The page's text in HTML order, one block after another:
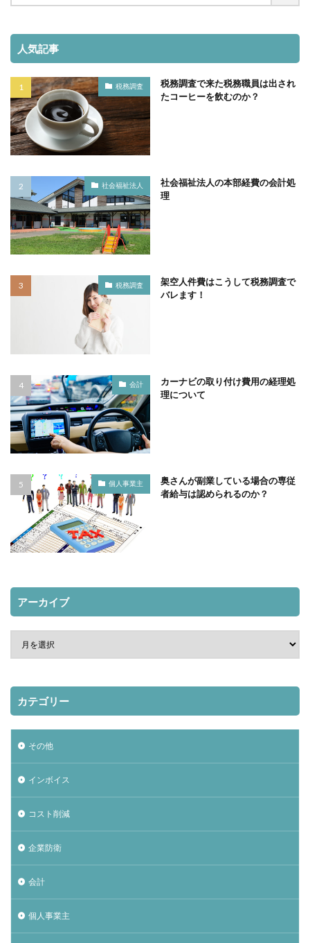
人気記事
税務調査
税務調査で来た税務職員は出され
たコーヒーを飲むのか？
社会福祉法人
社会福祉法人の本部経費の会計処
理
税務調査
架空人件費はこうして税務調査で
バレます！
会計
カーナビの取り付け費用の経理処
理について
個人事業主
奥さんが副業している場合の専従
者給与は認められるのか？
アーカイブ
カテゴリー
その他
インボイス
コスト削減
企業防衛
会計
個人事業主